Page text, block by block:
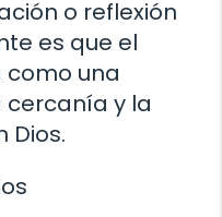
o reflexión
es que el
como una
y la
Dios.